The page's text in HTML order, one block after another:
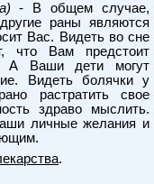
- В общем случае,
раны являются
Вас. Видеть во сне
что Вам предстоит
А Ваши дети могут
Видеть болячки у
растратить свое
здраво мыслить.
личные желания и
.